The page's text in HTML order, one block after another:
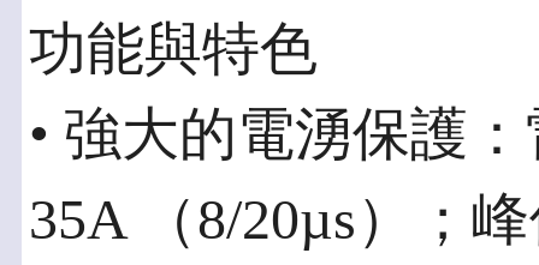
功能與特色
• 強大的電湧保護
35A （8/20µs）；